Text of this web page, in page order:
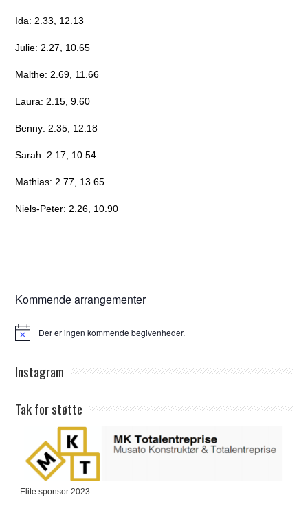
Ida: 2.33, 12.13
Julie: 2.27, 10.65
Malthe: 2.69, 11.66
Laura: 2.15, 9.60
Benny: 2.35, 12.18
Sarah: 2.17, 10.54
Mathias: 2.77, 13.65
Niels-Peter: 2.26, 10.90
Kommende arrangementer
Notice Der er ingen kommende begivenheder.
Instagram
Tak for støtte
Elite sponsor 2023